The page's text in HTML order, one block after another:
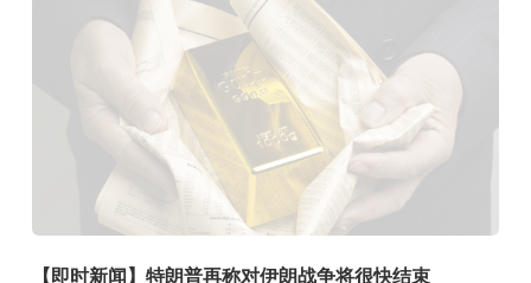
【即时新闻】特朗普再称对伊朗战争将很快结束